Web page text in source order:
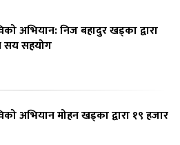
अभियान: निज बहादुर खड्का द्वारा
सय सहयोग
अभियान मोहन खड्का द्वारा १९ हजार